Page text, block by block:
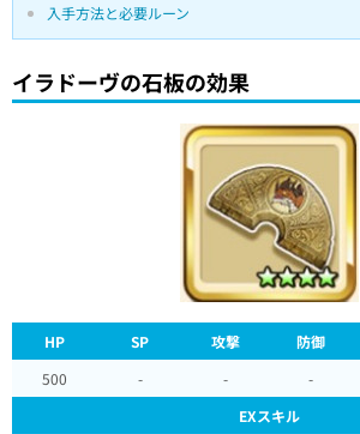
入手方法と必要ルーン
イラドーヴの石板の効果
HP SP 攻撃 防御
500
- - -
EXスキル